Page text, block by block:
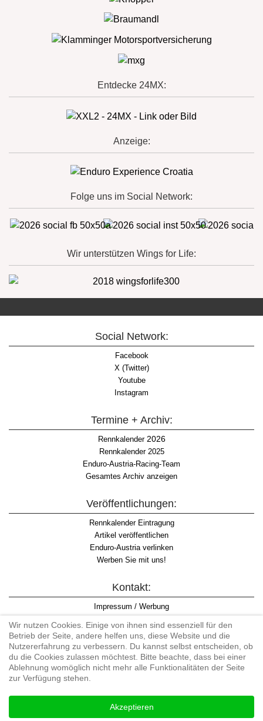
Entdecke 24MX:
Anzeige:
Folge uns im Social Network:
Wir unterstützen Wings for Life:
Social Network:
Facebook
X (Twitter)
Youtube
Instagram
Termine + Archiv:
Rennkalender2026
Rennkalender 2025
Enduro-Austria-Racing-Team
Gesamtes Archiv anzeigen
Veröffentlichungen:
Rennkalender Eintragung
Artikel veröffentlichen
Enduro-Austria verlinken
Werben Sie mit uns!
Kontakt:
Impressum / Werbung
Informationspflicht WKO
AGB
#enduroaustria, #wirlebenenduro #enduroaustriaracingteam
Wir nutzen Cookies. Einige von ihnen sind essenziell für den
Betrieb der Seite, andere helfen uns, diese Website und die
Nutzererfahrung zu verbessern. Du kannst selbst entscheiden, ob
du die Cookies zulassen möchtest. Bitte beachte, dass bei einer
Ablehnung womöglich nicht mehr alle Funktionalitäten der Seite
zur Verfügung stehen.
Akzeptieren